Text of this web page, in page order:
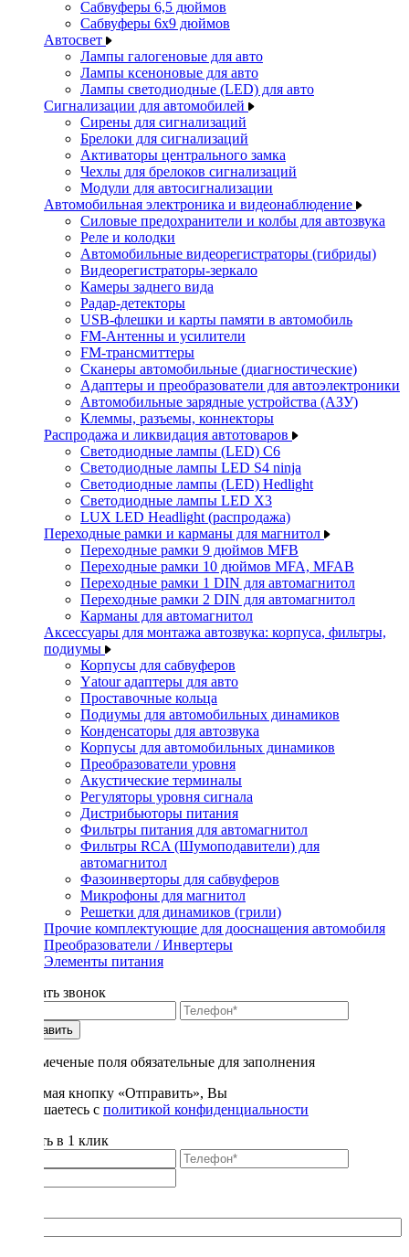
Сабвуферы 6,5 дюймов
Сабвуферы 6x9 дюймов
Автосвет
Лампы галогеновые для авто
Лампы ксеноновые для авто
Лампы светодиодные (LED) для авто
Сигнализации для автомобилей
Сирены для сигнализаций
Брелоки для сигнализаций
Активаторы центрального замка
Чехлы для брелоков сигнализаций
Модули для автосигнализации
Автомобильная электроника и видеонаблюдение
Силовые предохранители и колбы для автозвука
Реле и колодки
Автомобильные видеорегистраторы (гибриды)
Видеорегистраторы-зеркало
Камеры заднего вида
Радар-детекторы
USB-флешки и карты памяти в автомобиль
FM-Антенны и усилители
FM-трансмиттеры
Сканеры автомобильные (диагностические)
Адаптеры и преобразователи для автоэлектроники
Автомобильные зарядные устройства (АЗУ)
Клеммы, разъемы, коннекторы
Распродажа и ликвидация автотоваров
Светодиодные лампы (LED) C6
Светодиодные лампы LED S4 ninja
Светодиодные лампы (LED) Hedlight
Светодиодные лампы LED X3
LUX LED Headlight (распродажа)
Переходные рамки и карманы для магнитол
Переходные рамки 9 дюймов MFB
Переходные рамки 10 дюймов MFA, MFAB
Переходные рамки 1 DIN для автомагнитол
Переходные рамки 2 DIN для автомагнитол
Карманы для автомагнитол
Аксессуары для монтажа автозвука: корпуса, фильтры,
подиумы
Корпусы для сабвуферов
Yаtour адаптеры для авто
Проставочные кольца
Подиумы для автомобильных динамиков
Конденсаторы для автозвука
Корпусы для автомобильных динамиков
Преобразователи уровня
Акустические терминалы
Регуляторы уровня сигнала
Дистрибьюторы питания
Фильтры питания для автомагнитол
Фильтры RCA (Шумоподавители) для
автомагнитол
Фазоинверторы для сабвуферов
Микрофоны для магнитол
Решетки для динамиков (грили)
Прочие комплектующие для дооснащения автомобиля
Преобразователи / Инвертеры
Элементы питания
Заказать звонок
Отправить
* - отмеченые поля обязательные для заполнения
Нажимая кнопку «Отправить», Вы
соглашаетесь с политикой конфиденциальности
Купить в 1 клик